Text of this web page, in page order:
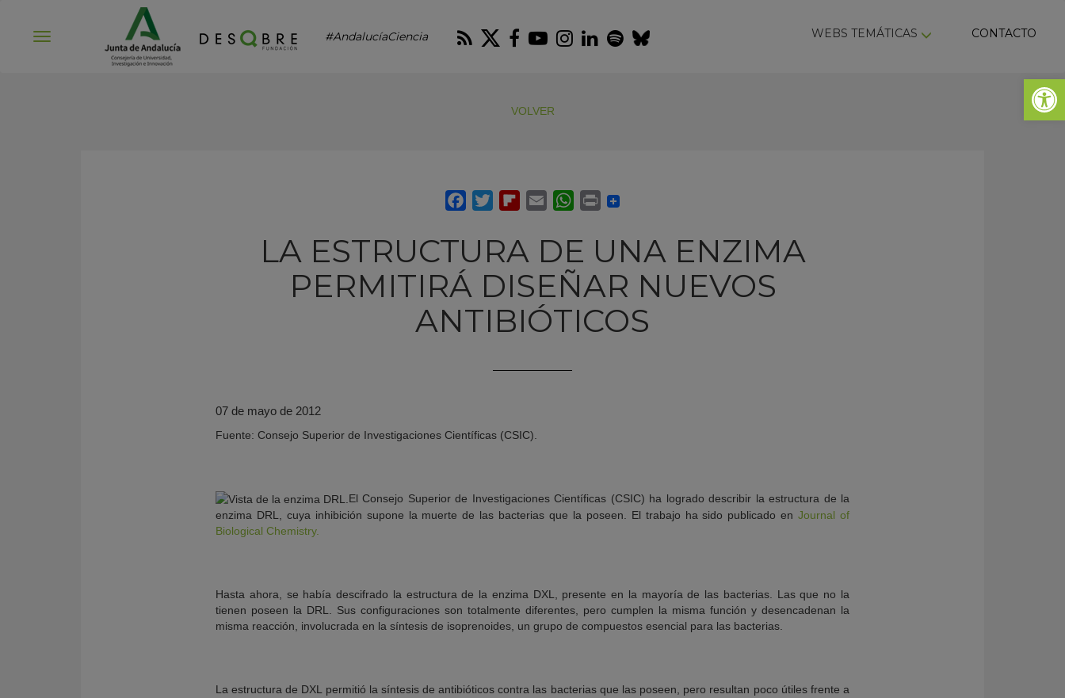
Abrir
#AndalucíaCiencia RSS Twitter
Facebook
Youtube
Instagram
LinkedIn
Spotify
Bluesky WEBS TEMÁTICAS CONTACTO
VOLVER
LA ESTRUCTURA DE UNA ENZIMA
PERMITIRÁ DISEÑAR NUEVOS
ANTIBIÓTICOS
07 de mayo de 2012
Fuente: Consejo Superior de Investigaciones Científicas (CSIC).
El Consejo Superior de Investigaciones Científicas (CSIC) ha logrado describir la estructura de la
enzima DRL, cuya inhibición supone la muerte de las bacterias que la poseen. El trabajo ha sido publicado en Journal of
Biological Chemistry.
Hasta ahora, se había descifrado la estructura de la enzima DXL, presente en la mayoría de las bacterias. Las que no la
tienen poseen la DRL. Sus configuraciones son totalmente diferentes, pero cumplen la misma función y desencadenan la
misma reacción, involucrada en la síntesis de isoprenoides, un grupo de compuestos esencial para las bacterias.
La estructura de DXL permitió la síntesis de antibióticos contra las bacterias que las poseen, pero resultan poco útiles frente a